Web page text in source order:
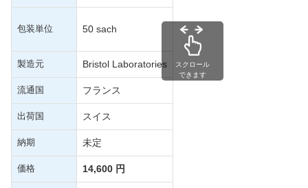
包装単位 50 sach
製造元 Bristol Laboratories
流通国 フランス
出荷国 スイス
納期 未定
価格 14,600 円
スクロール
できます